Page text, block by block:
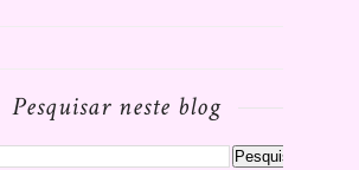
Pesquisar neste blog